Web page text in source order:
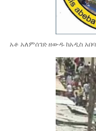
አቶ አለምሰገድ ዘውዱ ከአዲስ